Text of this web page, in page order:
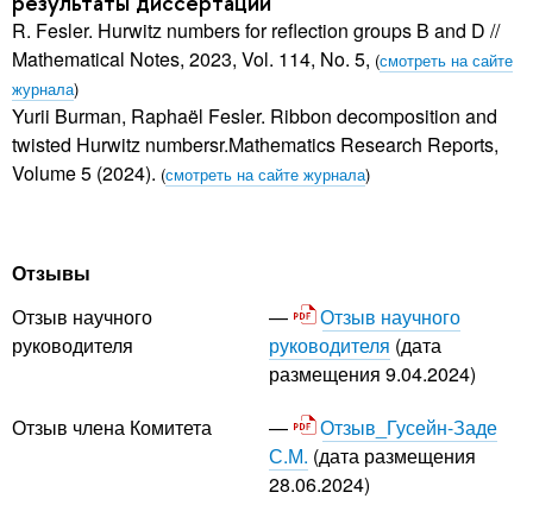
R. Fesler. Hurwitz numbers for reflection groups B and D //
Mathematical Notes, 2023, Vol. 114, No. 5, (смотреть на сайте
журнала)
Yurii Burman, Raphaël Fesler. Ribbon decomposition and
twisted Hurwitz numbersr.Mathematics Research Reports,
Volume 5 (2024). (смотреть на сайте журнала)
Отзывы
Отзыв научного
руководителя
Отзыв научного
руководителя (дата
размещения 9.04.2024)
Отзыв члена Комитета
Отзыв_Гусейн-Заде
С.М. (дата размещения
28.06.2024)